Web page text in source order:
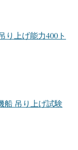
り上げ能力400ト
船 吊り上げ試験